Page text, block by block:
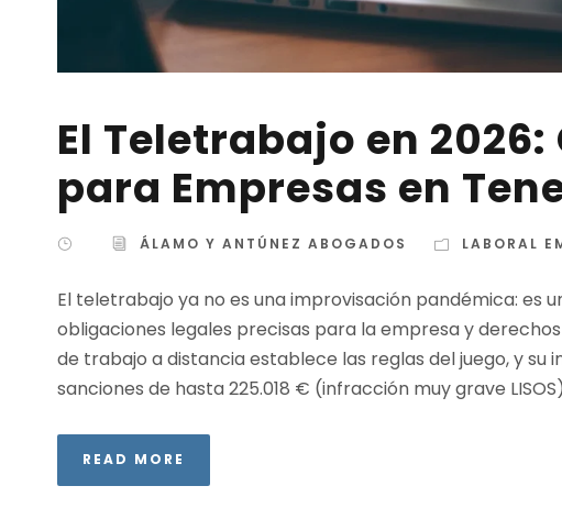
El Teletrabajo en
para Empresas en
ÁLAMO Y ANTÚNEZ ABOGADOS LABORAL
El teletrabajo ya no es una improvisación pandémica: es
obligaciones legales precisas para la empresa y
de trabajo a distancia establece las reglas del juego, y
sanciones de hasta 225.018 € (infracción muy grave
READ MORE